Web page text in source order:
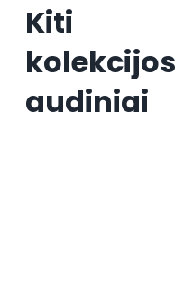
Kiti
kolekcijos
audiniai